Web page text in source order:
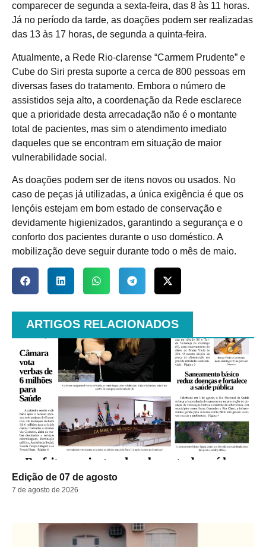
comparecer de segunda a sexta-feira, das 8 às 11 horas.
Já no período da tarde, as doações podem ser realizadas
das 13 às 17 horas, de segunda a quinta-feira.
Atualmente, a Rede Rio-clarense “Carmem Prudente” e
Cube do Siri presta suporte a cerca de 800 pessoas em
diversas fases do tratamento. Embora o número de
assistidos seja alto, a coordenação da Rede esclarece
que a prioridade desta arrecadação não é o montante
total de pacientes, mas sim o atendimento imediato
daqueles que se encontram em situação de maior
vulnerabilidade social.
As doações podem ser de itens novos ou usados. No
caso de peças já utilizadas, a única exigência é que os
lençóis estejam em bom estado de conservação e
devidamente higienizados, garantindo a segurança e o
conforto dos pacientes durante o uso doméstico. A
mobilização deve seguir durante todo o mês de maio.
ARTIGOS RELACIONADOS
Edição de 07 de agosto
7 de agosto de 2026